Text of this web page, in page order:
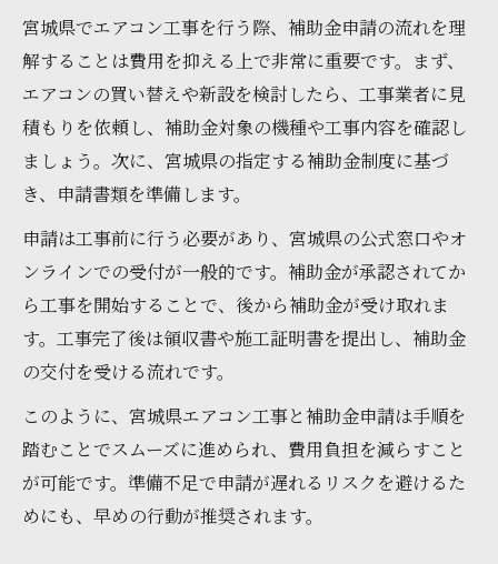
宮城県でエアコン工事を行う際、補助金申請の流れを理
解することは費用を抑える上で非常に重要です。まず、
エアコンの買い替えや新設を検討したら、工事業者に見
積もりを依頼し、補助金対象の機種や工事内容を確認し
ましょう。次に、宮城県の指定する補助金制度に基づ
き、申請書類を準備します。
申請は工事前に行う必要があり、宮城県の公式窓口やオ
ンラインでの受付が一般的です。補助金が承認されてか
ら工事を開始することで、後から補助金が受け取れま
す。工事完了後は領収書や施工証明書を提出し、補助金
の交付を受ける流れです。
このように、宮城県エアコン工事と補助金申請は手順を
踏むことでスムーズに進められ、費用負担を減らすこと
が可能です。準備不足で申請が遅れるリスクを避けるた
めにも、早めの行動が推奨されます。